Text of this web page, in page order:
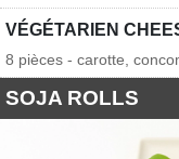
VÉGÉTARIEN
8 pièces - carotte,
SOJA ROLLS